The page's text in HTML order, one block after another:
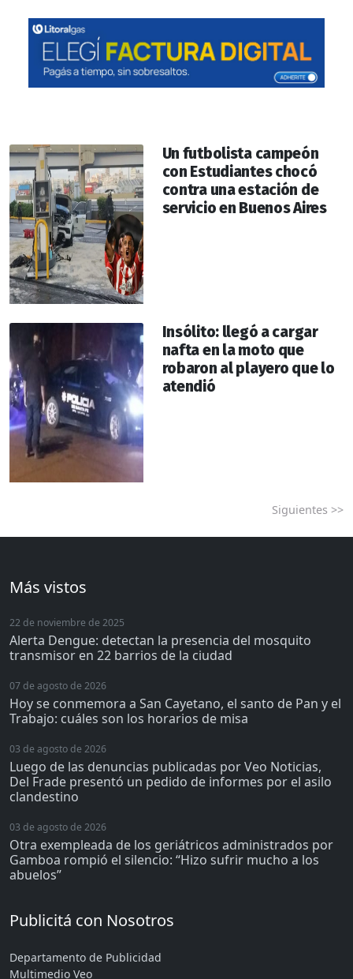
Un futbolista campeón
con Estudiantes chocó
contra una estación de
servicio en Buenos Aires
Insólito: llegó a cargar
nafta en la moto que
robaron al playero que lo
atendió
Siguientes >>
Más vistos
22 de noviembre de 2025
Alerta Dengue: detectan la presencia del mosquito
transmisor en 22 barrios de la ciudad
07 de agosto de 2026
Hoy se conmemora a San Cayetano, el santo de Pan y el
Trabajo: cuáles son los horarios de misa
03 de agosto de 2026
Luego de las denuncias publicadas por Veo Noticias,
Del Frade presentó un pedido de informes por el asilo
clandestino
03 de agosto de 2026
Otra exempleada de los geriátricos administrados por
Gamboa rompió el silencio: “Hizo sufrir mucho a los
abuelos”
Publicitá con Nosotros
Departamento de Publicidad
Multimedio Veo